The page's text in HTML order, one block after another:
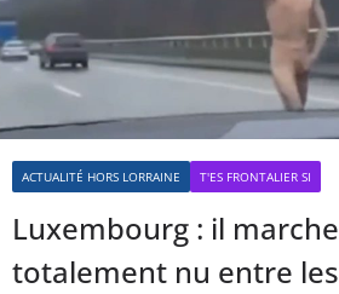
ACTUALITÉ HORS LORRAINE T'ES FRONTALIER SI
Luxembourg : il marche
totalement nu entre les